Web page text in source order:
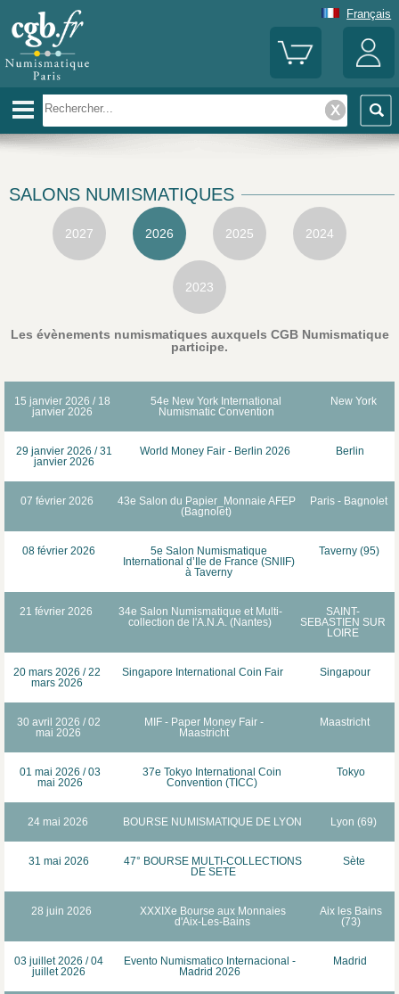
Français
SALONS NUMISMATIQUES
2027 2026 2025 2024
2023
Les évènements numismatiques auxquels CGB Numismatique
participe.
15 janvier 2026 / 18
janvier 2026
54e New York International
Numismatic Convention
New York
29 janvier 2026 / 31
janvier 2026
World Money Fair - Berlin 2026 Berlin
07 février 2026
43e Salon du Papier_Monnaie AFEP
(Bagnolet)
Paris - Bagnolet
08 février 2026
5e Salon Numismatique
International d’Ile de France (SNIIF)
à Taverny
Taverny (95)
21 février 2026
34e Salon Numismatique et Multi-
collection de l'A.N.A. (Nantes)
SAINT-
SEBASTIEN SUR
LOIRE
20 mars 2026 / 22
mars 2026
Singapore International Coin Fair Singapour
30 avril 2026 / 02
mai 2026
MIF - Paper Money Fair -
Maastricht
Maastricht
01 mai 2026 / 03
mai 2026
37e Tokyo International Coin
Convention (TICC)
Tokyo
24 mai 2026 BOURSE NUMISMATIQUE DE LYON Lyon (69)
31 mai 2026
47° BOURSE MULTI-COLLECTIONS
DE SETE
Sète
28 juin 2026
XXXIXe Bourse aux Monnaies
d'Aix-Les-Bains
Aix les Bains
(73)
03 juillet 2026 / 04
juillet 2026
Evento Numismatico Internacional -
Madrid 2026
Madrid